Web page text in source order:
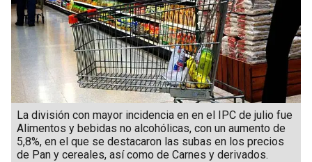
La división con mayor incidencia en en el IPC de julio fue
Alimentos y bebidas no alcohólicas, con un aumento de
5,8%, en el que se destacaron las subas en los precios
de Pan y cereales, así como de Carnes y derivados.